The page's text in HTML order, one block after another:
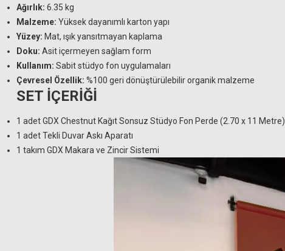
Ağırlık: 6.35 kg
Malzeme: Yüksek dayanımlı karton yapı
Yüzey: Mat, ışık yansıtmayan kaplama
Doku: Asit içermeyen sağlam form
Kullanım: Sabit stüdyo fon uygulamaları
Çevresel Özellik: %100 geri dönüştürülebilir organik malzeme
SET İÇERİĞİ
1 adet GDX Chestnut Kağıt Sonsuz Stüdyo Fon Perde (2.70 x 11 Metre)
1 adet Tekli Duvar Askı Aparatı
1 takım GDX Makara ve Zincir Sistemi